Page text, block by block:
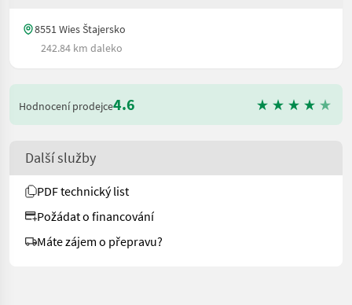
8551 Wies Štajersko
242.84 km daleko
Hodnocení prodejce4.6
Další služby
PDF technický list
Požádat o financování
Máte zájem o přepravu?